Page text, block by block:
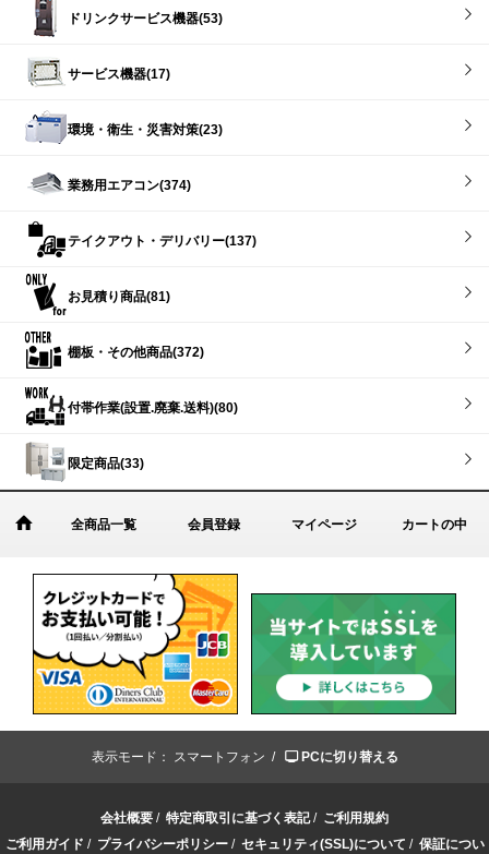
ドリンクサービス機器(53)
サービス機器(17)
環境・衛生・災害対策(23)
業務用エアコン(374)
テイクアウト・デリバリー(137)
お見積り商品(81)
棚板・その他商品(372)
付帯作業(設置.廃棄.送料)(80)
限定商品(33)
全商品一覧 会員登録 マイページ カートの中
表示モード： スマートフォン / PCに切り替える
会社概要 / 特定商取引に基づく表記/ ご利用規約
ご利用ガイド / プライバシーポリシー/ セキュリティ(SSL)について / 保証につい